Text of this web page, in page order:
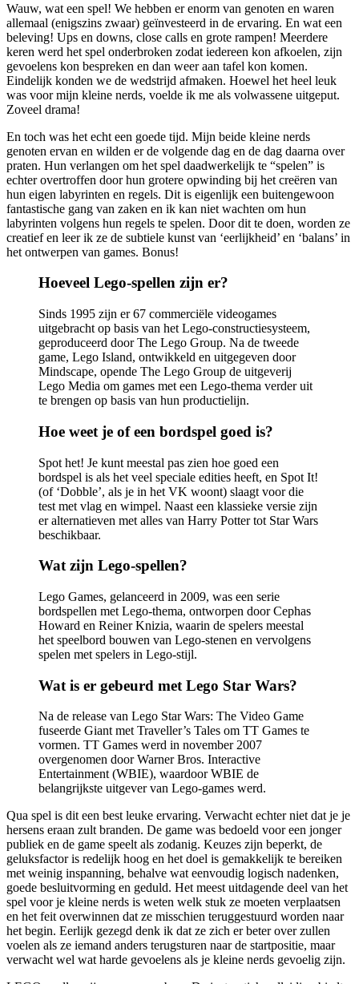
Wauw, wat een spel! We hebben er enorm van genoten en waren
allemaal (enigszins zwaar) geïnvesteerd in de ervaring. En wat een
beleving! Ups en downs, close calls en grote rampen! Meerdere
keren werd het spel onderbroken zodat iedereen kon afkoelen, zijn
gevoelens kon bespreken en dan weer aan tafel kon komen.
Eindelijk konden we de wedstrijd afmaken. Hoewel het heel leuk
was voor mijn kleine nerds, voelde ik me als volwassene uitgeput.
Zoveel drama!
En toch was het echt een goede tijd. Mijn beide kleine nerds
genoten ervan en wilden er de volgende dag en de dag daarna over
praten. Hun verlangen om het spel daadwerkelijk te “spelen” is
echter overtroffen door hun grotere opwinding bij het creëren van
hun eigen labyrinten en regels. Dit is eigenlijk een buitengewoon
fantastische gang van zaken en ik kan niet wachten om hun
labyrinten volgens hun regels te spelen. Door dit te doen, worden ze
creatief en leer ik ze de subtiele kunst van ‘eerlijkheid’ en ‘balans’ in
het ontwerpen van games. Bonus!
Hoeveel Lego-spellen zijn er?
Sinds 1995 zijn er 67 commerciële videogames
uitgebracht op basis van het Lego-constructiesysteem,
geproduceerd door The Lego Group. Na de tweede
game, Lego Island, ontwikkeld en uitgegeven door
Mindscape, opende The Lego Group de uitgeverij
Lego Media om games met een Lego-thema verder uit
te brengen op basis van hun productielijn.
Hoe weet je of een bordspel goed is?
Spot het! Je kunt meestal pas zien hoe goed een
bordspel is als het veel speciale edities heeft, en Spot It!
(of ‘Dobble’, als je in het VK woont) slaagt voor die
test met vlag en wimpel. Naast een klassieke versie zijn
er alternatieven met alles van Harry Potter tot Star Wars
beschikbaar.
Wat zijn Lego-spellen?
Lego Games, gelanceerd in 2009, was een serie
bordspellen met Lego-thema, ontworpen door Cephas
Howard en Reiner Knizia, waarin de spelers meestal
het speelbord bouwen van Lego-stenen en vervolgens
spelen met spelers in Lego-stijl.
Wat is er gebeurd met Lego Star Wars?
Na de release van Lego Star Wars: The Video Game
fuseerde Giant met Traveller’s Tales om TT Games te
vormen. TT Games werd in november 2007
overgenomen door Warner Bros. Interactive
Entertainment (WBIE), waardoor WBIE de
belangrijkste uitgever van Lego-games werd.
Qua spel is dit een best leuke ervaring. Verwacht echter niet dat je je
hersens eraan zult branden. De game was bedoeld voor een jonger
publiek en de game speelt als zodanig. Keuzes zijn beperkt, de
geluksfactor is redelijk hoog en het doel is gemakkelijk te bereiken
met weinig inspanning, behalve wat eenvoudig logisch nadenken,
goede besluitvorming en geduld. Het meest uitdagende deel van het
spel voor je kleine nerds is weten welk stuk ze moeten verplaatsen
en het feit overwinnen dat ze misschien teruggestuurd worden naar
het begin. Eerlijk gezegd denk ik dat ze zich er beter over zullen
voelen als ze iemand anders terugsturen naar de startpositie, maar
verwacht wel wat harde gevoelens als je kleine nerds gevoelig zijn.